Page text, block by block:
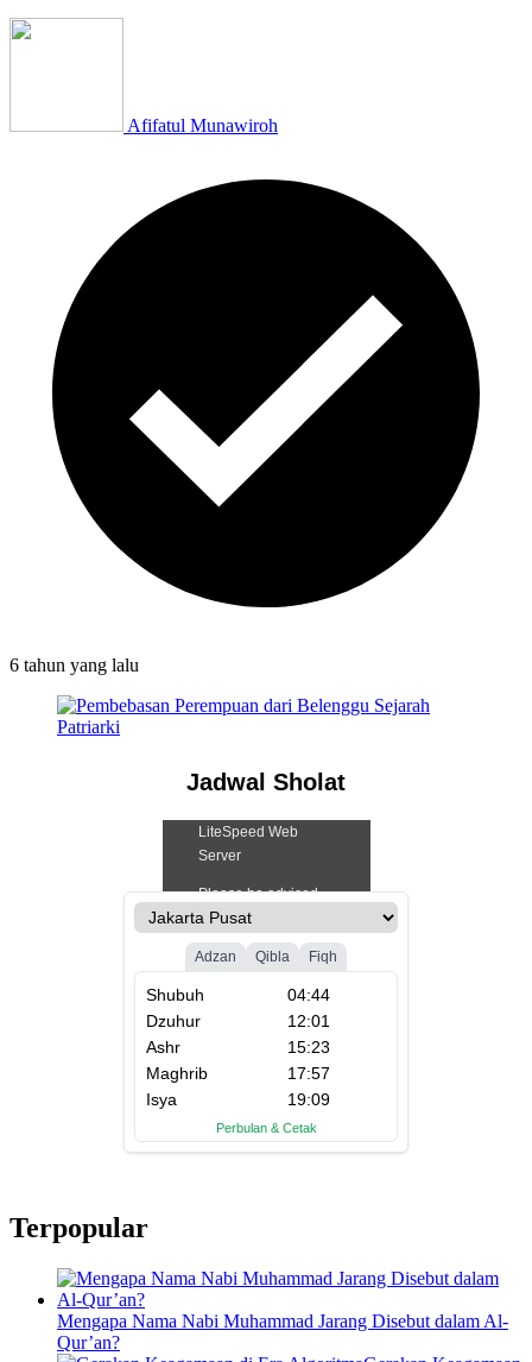
Afifatul Munawiroh
6 tahun yang lalu
Jadwal Sholat
Terpopular
Mengapa Nama Nabi Muhammad Jarang Disebut dalam Al-
Qur’an?